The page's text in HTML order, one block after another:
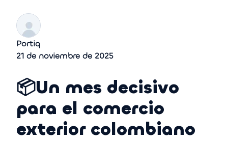
Portiq
21 de noviembre de 2025
📦Un mes decisivo
para el comercio
exterior colombiano